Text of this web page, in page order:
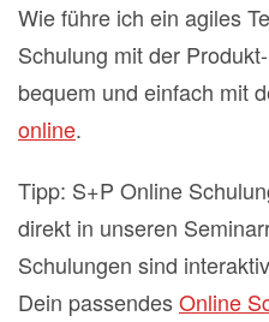
Wie führe ich ein agiles
Schulung mit der
bequem und einfach mit
online.
Tipp: S+P Online
direkt in unseren
Schulungen sind
Dein passendesOnline